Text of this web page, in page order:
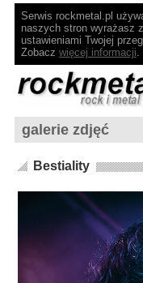
Serwis rockmetal.pl
naszych stron wyrażasz
ustawieniami Twojej
Zobacz więcej informacji.
galerie zdjęć
Bestiality